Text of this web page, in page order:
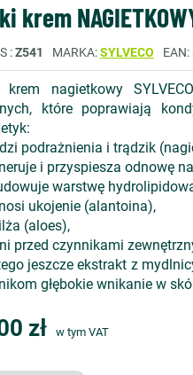
krem
Z541 MARKA SYLVECO EAN
krem nagietkowy
które poprawiają
podrażnienia i trądzik
i przyspiesza odnowę
warstwę
ukojenie (alantoina),
(aloes),
przed czynnikami
jeszcze ekstrakt z
głębokie wnikanie w
zł w tym VAT